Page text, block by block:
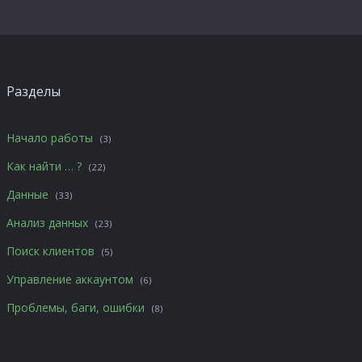
Разделы
Начало работы (3)
Как найти … ? (22)
Данные (33)
Анализ данных (23)
Поиск клиентов (5)
Управление аккаунтом (6)
Проблемы, баги, ошибки (8)